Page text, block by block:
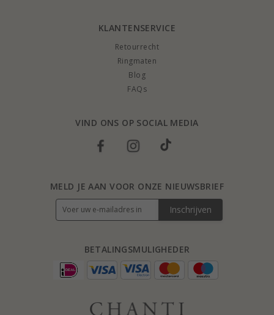
KLANTENSERVICE
Retourrecht
Ringmaten
Blog
FAQs
VIND ONS OP SOCIAL MEDIA
BETALINGSMULIGHEDER
MELD JE AAN VOOR ONZE NIEUWSBRIEF
Inschrijven